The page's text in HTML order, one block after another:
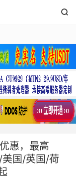

惠，最高
国/英国/荷